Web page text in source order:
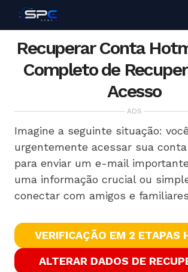
Recuperar Conta
Completo de
Acesso
ADS
Imagine a seguinte situação:
urgentemente acessar sua
para enviar um e-mail
uma informação crucial ou
conectar com amigos e
VERIFICAÇÃO EM 2 ETAPAS
ALTERAR DADOS DE